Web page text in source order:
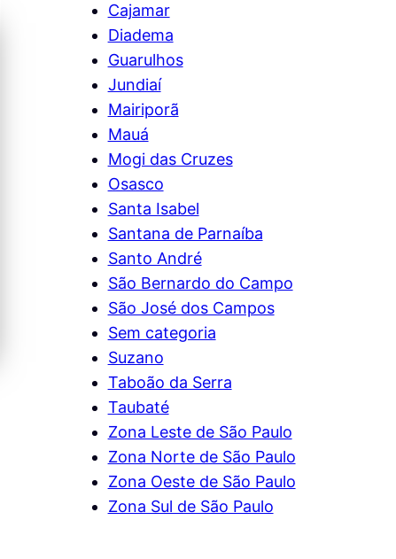
dos
Escada Caracol de Ferro nos
Campos de São José, São
José dos Campos
Ver mais →
Cajamar
Diadema
Guarulhos
Jundiaí
Mairiporã
Mauá
Mogi das Cruzes
Osasco
Santa Isabel
Santana de Parnaíba
Santo André
São Bernardo do Campo
São José dos Campos
Sem categoria
Suzano
Taboão da Serra
Taubaté
Zona Leste de São Paulo
Zona Norte de São Paulo
Zona Oeste de São Paulo
Zona Sul de São Paulo